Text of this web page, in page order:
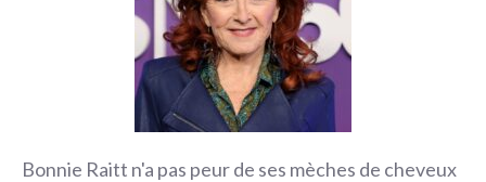
Bonnie Raitt n'a pas peur de ses mèches de cheveux